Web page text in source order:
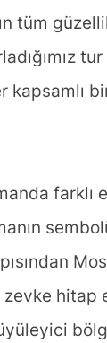
tüm
kapsamlı
zevke